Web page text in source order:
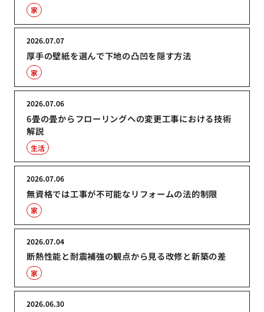
家
厚手の壁紙を選んで下地の凸凹を隠す方法
2026.07.07
家
6畳の畳からフローリングへの変更工事における技術
解説
2026.07.06
生活
無資格では工事が不可能なリフォームの法的制限
2026.07.06
家
断熱性能と耐震補強の観点から見る改修と新築の差
2026.07.04
家
2026.06.30